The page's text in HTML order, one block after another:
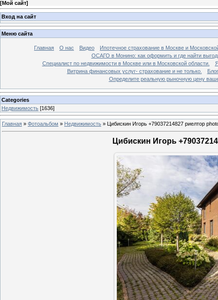
[Мой сайт]
Вход на сайт
Меню сайта
Главная О нас Видео
Ипотечное страхование в Москве и
ОСАГО в Монино: как оформить и где найти
Специалист по недвижимости в Москве или в Московской области.
Витрина финансовых услуг- страхование и не только.
Блог
Определите реальную рыночную цену
Categories
Недвижимость [1636]
Главная » Фотоальбом » Недвижимость » Цибискин Игорь +79037214827 риелтор
Цибискин Игорь